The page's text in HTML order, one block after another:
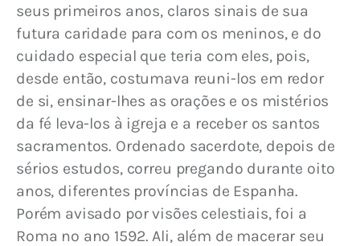
seus primeiros anos, claros sinais de sua
futura caridade para com os meninos, e do
cuidado especial que teria com eles, pois,
desde então, costumava reuni-los em redor
de si, ensinar-lhes as orações e os mistérios
da fé leva-los à igreja e a receber os santos
sacramentos. Ordenado sacerdote, depois de
sérios estudos, correu pregando durante oito
anos, diferentes províncias de Espanha.
Porém avisado por visões celestiais, foi a
Roma no ano 1592. Ali, além de macerar seu